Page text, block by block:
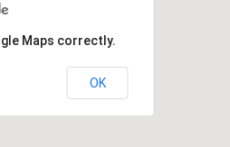
Maps correctly.
OK